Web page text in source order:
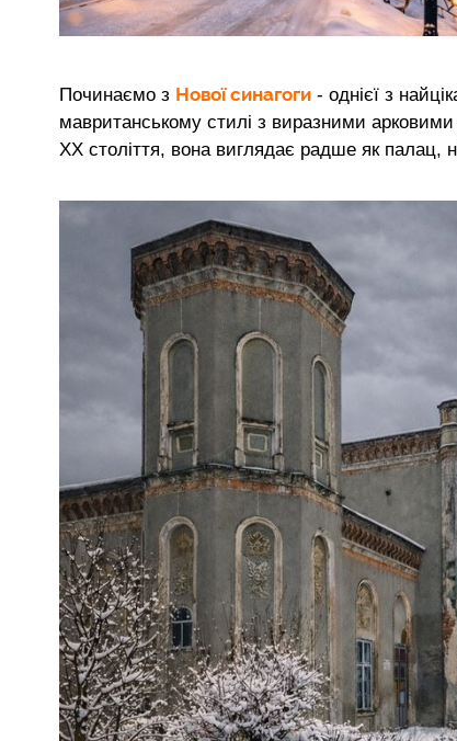
Починаємо з Нової синагоги - однієї з
мавританському стилі з виразними
ХХ століття, вона виглядає радше як палац,